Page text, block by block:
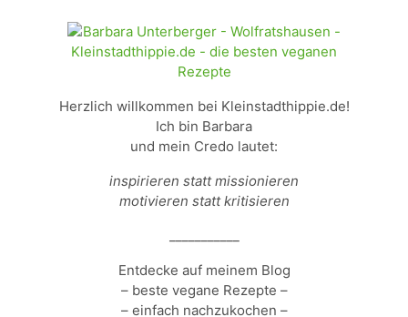
Herzlich willkommen bei Kleinstadthippie.de!
Ich bin Barbara
und mein Credo lautet:
inspirieren statt missionieren
motivieren statt kritisieren
Entdecke auf meinem Blog
– beste vegane Rezepte –
– einfach nachzukochen –